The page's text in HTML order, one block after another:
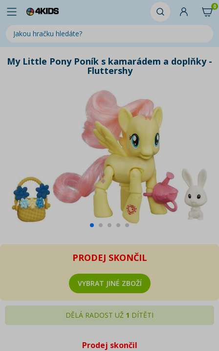
0
My Little Pony Poník s kamarádem a doplňky -
Fluttershy
PRODEJ SKONČIL
VYBRAT JINÉ ZBOŽÍ
DĚLÁ RADOST UŽ 1 DÍTĚTI
Prodej skončil